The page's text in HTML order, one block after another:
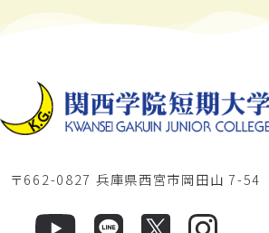
〒662-0827 兵庫県西宮市岡田山 7-54